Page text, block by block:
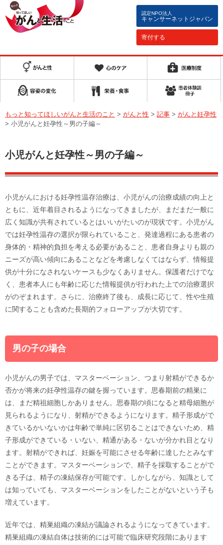
認定NPO法人
キャンサーネットジャパン
寄付する
もっと知ってほしいがんと生活のこと > がんと性 > 記事 > がんと妊孕性
> 小児がんと妊孕性～男の子編～
小児がんと妊孕性～男の子編～
小児がんにおける妊孕性温存治療は、小児がんの治療成績の向上と
ともに、近年着目されるようになってきましたが、まだまだ一般に
広く知識が共有されているとはいいがたいのが現状です。小児がん
では妊孕性温存の選択が限られていること、発達過程にある患者の
身体的・精神的負担を考える必要があること、患者自身よりも親の
ニーズが高い傾向にあることなどを考慮しなくてはならず、情報提
供が十分になされないケースも少なくありません。保護者だけでな
く、患者本人にも年齢に応じた情報提供が行われた上での治療選択
がのぞまれます。さらに、治療終了後も、成長に応じて、性や生殖
に関することも含めた長期的フォローアップが大切です。
男の子の場合
小児がんの男子では、マスターベーション、つまり射精ができるか
否かが将来の妊孕性温存の鍵を握っています。思春期前の精巣に
は、まだ精祖細胞しかありません。思春期の頃になると精母細胞が
見られるようになり、射精ができるようになります。精子形成がで
きているかいないかは年齢で単純に区切ることはできないため、精
子形成ができている・いない、精通がある・ないが分かれ目となり
ます。射精ができれば、妊娠を可能にさせる年齢に達したとみなす
ことができます。マスターベーションで、精子を採取することがで
きる子は、精子の凍結保存が可能です。しかしながら、知識として
は知っていても、マスターベーションをしたことがないという子も
増えています。
近年では、精巣組織の凍結が議論されるようになってきています。
精巣組織の凍結自体は技術的には可能で臨床研究段階にあります